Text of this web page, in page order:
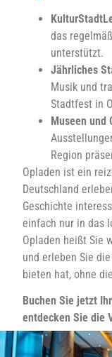
das
unterstützt.
Jährliches
Musik und
Stadtfest in
Museen und
Region
Opladen ist ein
Deutschland
Geschichte
einfach nur in das
Opladen heißt Sie
und erleben Sie
bieten hat, ohne
Buchen Sie jetzt
entdecken Sie die